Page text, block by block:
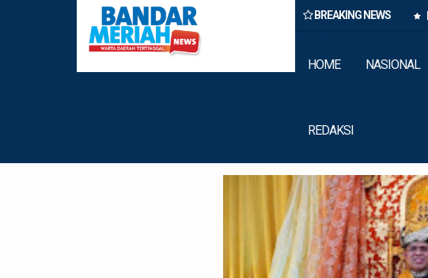
BREAKING NEWS
Amankan Dua Pengedar Narkoba Saat Patroli Malam
HOME NASIONAL
REDAKSI